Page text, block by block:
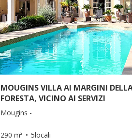
MOUGINS VILLA AI MARGINI
FORESTA, VICINO AI SERVIZI
Mougins -
290 m² 5locali